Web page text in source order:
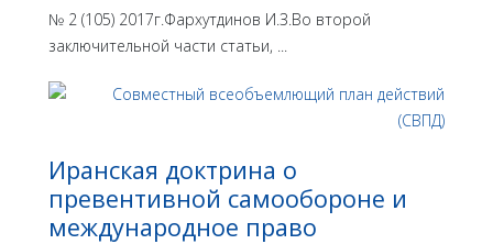
№ 2 (105) 2017г.Фархутдинов И.З.Во второй
заключительной части статьи, ...
Иранская доктрина о
превентивной самообороне и
международное право